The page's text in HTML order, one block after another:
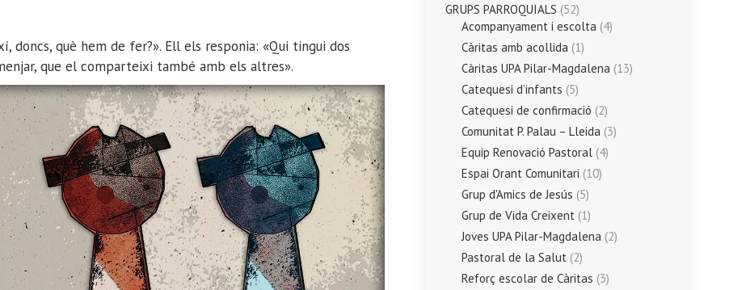
doncs, què hem de fer?». Ell els responia: «Qui tingui dos
que el comparteixi també amb els altres».
GRUPS PARROQUIALS (52)
Acompanyament i escolta (4)
Càritas amb acollida (1)
Càritas UPA Pilar-Magdalena (13)
Catequesi d’infants (5)
Catequesi de confirmació (2)
Comunitat P. Palau – Lleida (3)
Equip Renovació Pastoral (4)
Espai Orant Comunitari (10)
Grup d'Amics de Jesús (5)
Grup de Vida Creixent (1)
Joves UPA Pilar-Magdalena (2)
Pastoral de la Salut (2)
Reforç escolar de Càritas (3)